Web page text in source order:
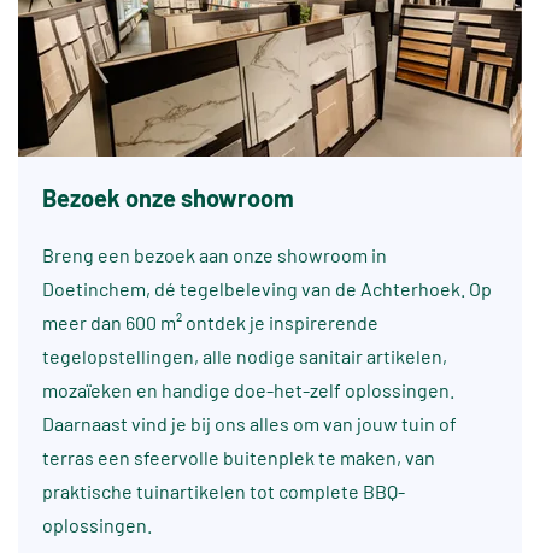
Bezoek onze showroom
Breng een bezoek aan onze showroom in
Doetinchem, dé tegelbeleving van de Achterhoek. Op
meer dan 600 m² ontdek je inspirerende
tegelopstellingen, alle nodige sanitair artikelen,
mozaïeken en handige doe-het-zelf oplossingen.
Daarnaast vind je bij ons alles om van jouw tuin of
terras een sfeervolle buitenplek te maken, van
praktische tuinartikelen tot complete BBQ-
oplossingen.